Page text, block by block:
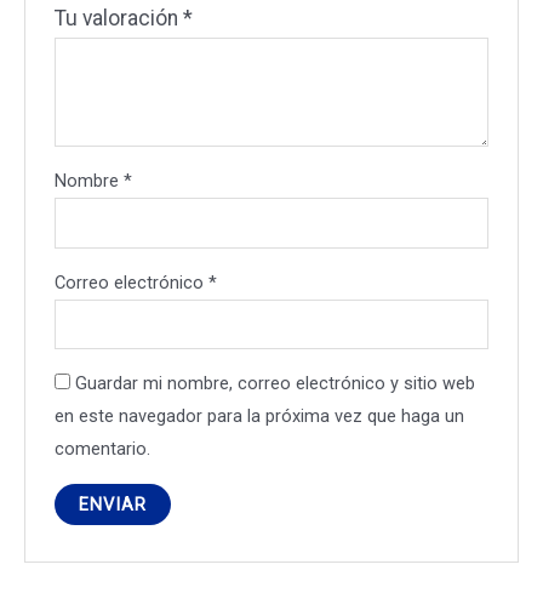
Tu valoración*
Nombre*
Correo electrónico*
Guardar mi nombre, correo electrónico y sitio web
en este navegador para la próxima vez que haga un
comentario.